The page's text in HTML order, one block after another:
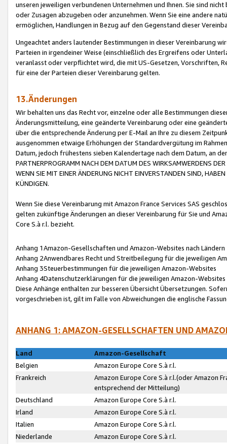
unseren jeweiligen verbundenen Unternehmen und Ihnen. Sie sind
oder Zusagen abzugeben oder anzunehmen. Wenn Sie eine andere
ermöglichen, Handlungen in Bezug auf den Gegenstand dieser
Ungeachtet anders lautender Bestimmungen in dieser Vereinbarung
Parteien in irgendeiner Weise (einschließlich des Ergreifens oder
veranlasst oder verpflichtet wird, die mit US-Gesetzen, Vorschriften,
für eine der Parteien dieser Vereinbarung gelten.
13.Änderungen
Wir behalten uns das Recht vor, einzelne oder alle Bestimmungen
Änderungsmitteilung, eine geänderte Vereinbarung oder eine
über die entsprechende Änderung per E-Mail an Ihre zu diesem
ausgenommen etwaige Erhöhungen der Standardvergütung im
Datum, jedoch frühestens sieben Kalendertage nach dem Datum, an
PARTNERPROGRAMM NACH DEM DATUM DES WIRKSAMWERDENS
WENN SIE MIT EINER ÄNDERUNG NICHT EINVERSTANDEN SIND,
KÜNDIGEN.
Wenn Sie diese Vereinbarung mit Amazon France Services SAS
gelten zukünftige Änderungen an dieser Vereinbarung für Sie und
Core S.à r.l. bezieht.
Anhang 1Amazon-Gesellschaften und Amazon-Websites nach Ländern
Anhang 2Anwendbares Recht und Streitbeilegung für die jeweiligen
Anhang 3Steuerbestimmungen für die jeweiligen Amazon-Websites
Anhang 4Datenschutzerklärungen für die jeweiligen Amazon-Websites
Diese Anhänge enthalten zur besseren Übersicht Übersetzungen.
vorgeschrieben ist, gilt im Falle von Abweichungen die englische
ANHANG 1: AMAZON-GESELLSCHAFTEN UND
Land
Amazon-Gesellschaft
Belgien
Amazon Europe Core S.à r.l.
Frankreich
Amazon Europe Core S.à r.l.(oder Amazon
entsprechend der Mitteilung)
Deutschland
Amazon Europe Core S.à r.l.
Irland
Amazon Europe Core S.à r.l.
Italien
Amazon Europe Core S.à r.l.
Niederlande
Amazon Europe Core S.à r.l.